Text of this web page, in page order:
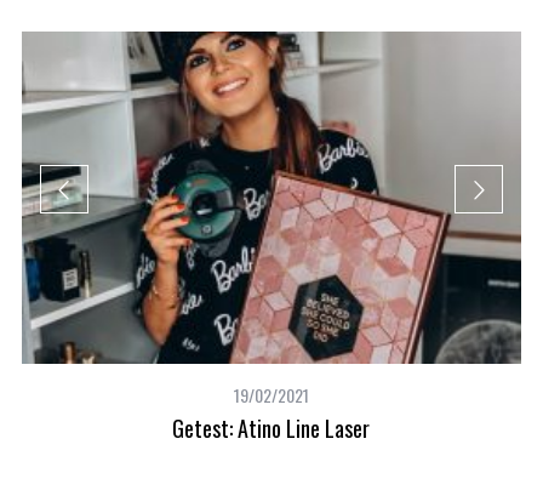
19/02/2021
Getest: Atino Line Laser